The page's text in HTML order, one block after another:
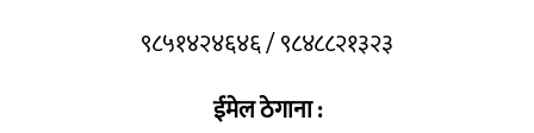
९८५१४२४६४६ / ९८४८८२१३२३
ईमेल ठेगाना :